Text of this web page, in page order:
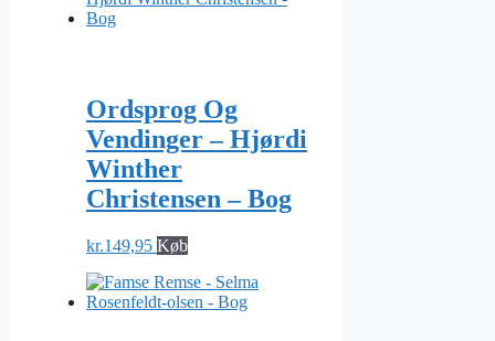
Ordsprog Og
Vendinger – Hjørdi
Winther
Christensen – Bog
kr.149,95 Køb